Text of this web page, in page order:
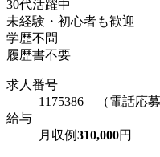
30代活躍中
未経験・初心者も歓迎
学歴不問
履歴書不要
求人番号
1175386 （電話応
給与
月収例310,000円